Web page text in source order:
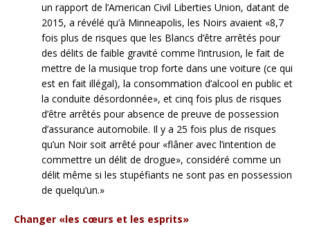
un rapport de l’American Civil Liberties Union, datant de
2015, a révélé qu’à Minneapolis, les Noirs avaient «8,7
fois plus de risques que les Blancs d’être arrêtés pour
des délits de faible gravité comme l’intrusion, le fait de
mettre de la musique trop forte dans une voiture (ce qui
est en fait illégal), la consommation d’alcool en public et
la conduite désordonnée», et cinq fois plus de risques
d’être arrêtés pour absence de preuve de possession
d’assurance automobile. Il y a 25 fois plus de risques
qu’un Noir soit arrêté pour «flâner avec l’intention de
commettre un délit de drogue», considéré comme un
délit même si les stupéfiants ne sont pas en possession
de quelqu’un.»
Changer «les cœurs et les esprits»